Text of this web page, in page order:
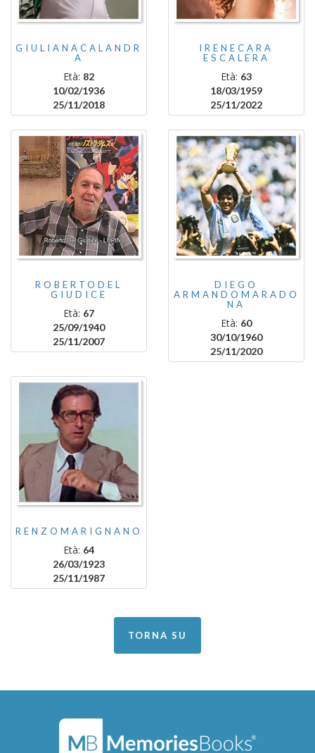
GIULIANACALANDR
A
Età: 82
10/02/1936
25/11/2018
IRENECARA
ESCALERA
Età: 63
18/03/1959
25/11/2022
ROBERTODEL
GIUDICE
Età: 67
25/09/1940
25/11/2007
DIEGO
ARMANDOMARADO
NA
Età: 60
30/10/1960
25/11/2020
RENZOMARIGNANO
Età: 64
26/03/1923
25/11/1987
TORNA SU